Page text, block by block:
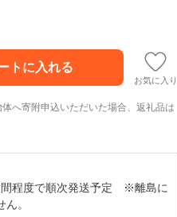
お気に入り
へ寄附申込いただいた場合、返礼品は
間程度で順次発送予定 ※離島に
。